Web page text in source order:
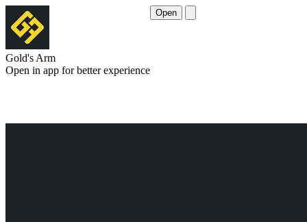
Gold's Arm
Open in app for better experience
Open